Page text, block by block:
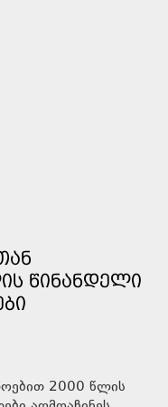
ᲬᲘᲜᲐᲜᲓᲔᲚᲘ
2000 წლის